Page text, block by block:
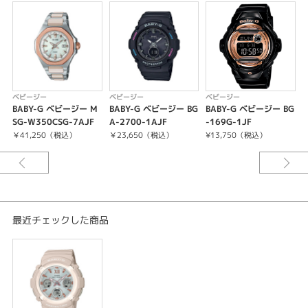
BABY-G
ケース・ベゼル材質：樹脂
樹脂バンド
耐衝撃構造（ショックレジスト）
10気圧防水
電波時計 日本・北米・ヨーロッパ・中国地域対応 MULTIBAND6
タフソーラー（ソーラー充電システム）
タイマー（セット単位：1秒、最大セット：100分、1秒単位で計測）
ダブルLEDライト：
文字板用LEDライト（フルオートライト、スーパーイルミネーター、残照機
能、残照時間切替（1.5秒/3秒）付き）、
LCD部用LEDバックライト（フルオートライト、スーパーイルミネーター、
残照機能、残照時間切替（1.5秒/3秒）付き）
ベビージー
BABY-G ベビージー M
SG-W350CSG-7AJF
￥41,250（税込）
ベビージー
BABY-G ベビージー BG
A-2700-1AJF
￥23,650（税込）
ベビージー
BABY-G ベビージー BG
-169G-1JF
¥13,750（税込）
最近チェックした商品